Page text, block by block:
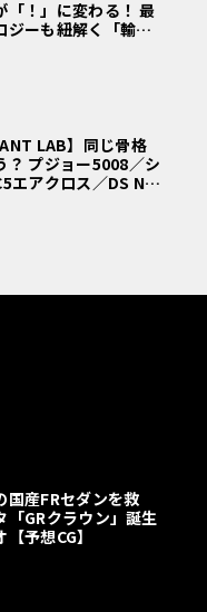
「！」に変わる！ 最
ジーも紐解く「輸入
LAB】同じ骨格
？ プジョー5008／シ
エアクロス／DS Nº4
レポート
国産FRセダンを救
「GRクラウン」誕生
予想CG】